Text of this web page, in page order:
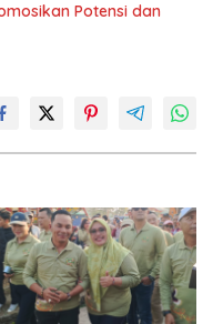
Potensi dan